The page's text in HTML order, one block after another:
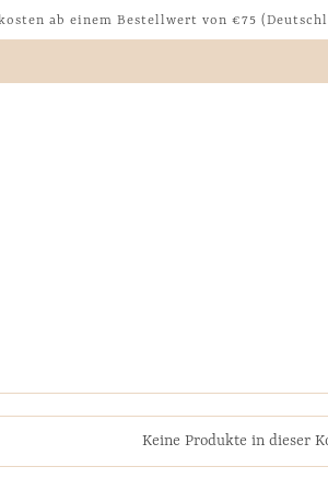
ab einem Bestellwert von €75
Keine Produkte in dieser